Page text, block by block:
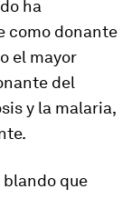
ha
como donante
el mayor
del
y la malaria,
blando que